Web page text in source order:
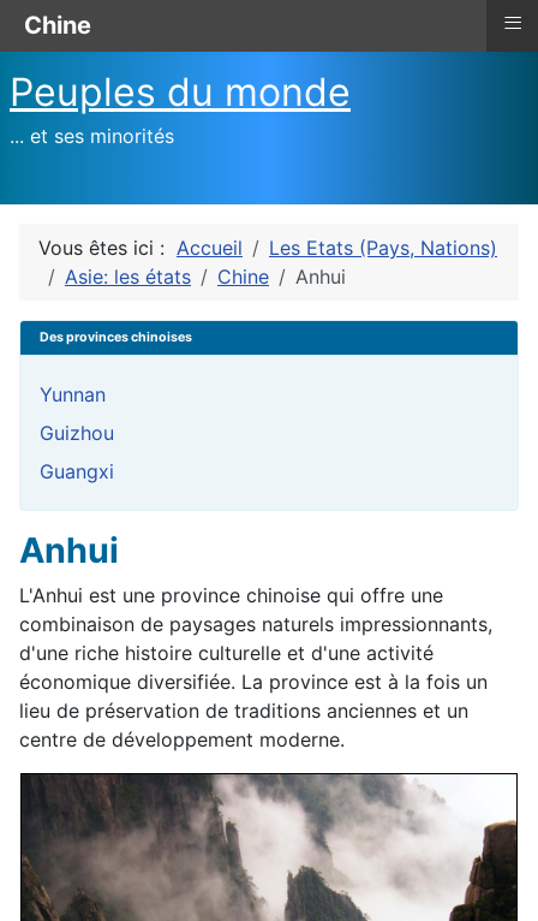
Peuples du monde
... et ses minorités
Vous êtes ici : Accueil
Les Etats (Pays, Nations)
Asie: les états
Chine Anhui
Des provinces chinoises
Yunnan
Guizhou
Guangxi
Anhui
L'Anhui est une province chinoise qui offre une
combinaison de paysages naturels impressionnants,
d'une riche histoire culturelle et d'une activité
économique diversifiée. La province est à la fois un
lieu de préservation de traditions anciennes et un
centre de développement moderne.
Chine ≡